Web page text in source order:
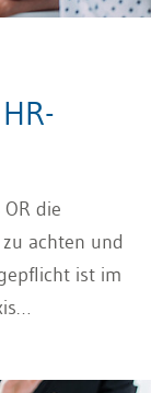
die
achten und
ist im